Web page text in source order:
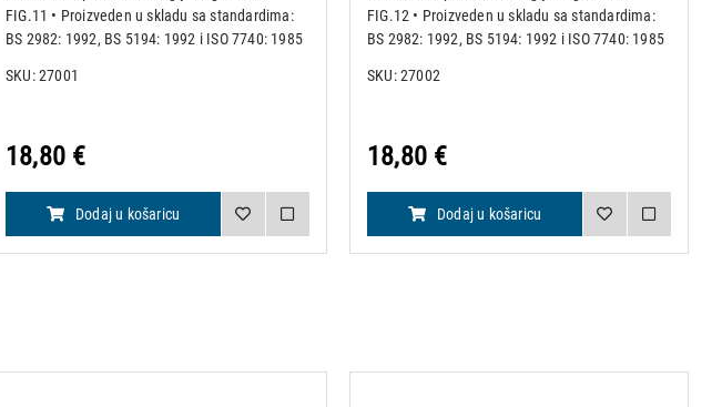
FIG.11 • Proizveden u skladu sa standardima:
BS 2982: 1992, BS 5194: 1992 i ISO 7740: 1985
Nožići su obilježeni i pojedinačno upakirani u
SKU: 27001
18,80 €
Dodaj u košaricu
FIG.12 • Proizveden u skladu sa standardima:
BS 2982: 1992, BS 5194: 1992 i ISO 7740: 1985
Nožići su obilježeni i pojedinačno upakirani u
SKU: 27002
18,80 €
Dodaj u košaricu